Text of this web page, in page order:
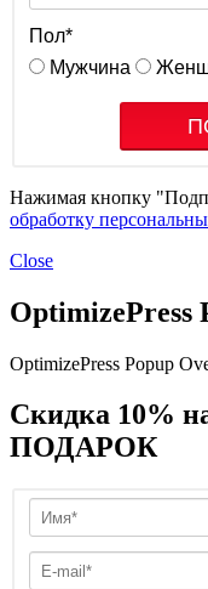
Пол*
Мужчина
Нажимая кнопку
обработку
Close
OptimizePress
OptimizePress Popup
Скидка 10%
ПОДАРОК